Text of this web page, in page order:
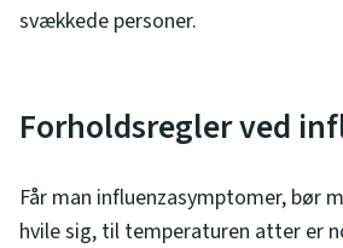
svækkede personer.
Forholdsregler ved
Får man influenzasymptomer, bør
hvile sig, til temperaturen atter er